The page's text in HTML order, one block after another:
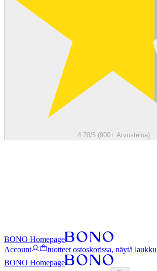
4.70/5 (900+ Arvostelua)
BONO Homepage
Account
tuotteet ostoskorissa, näytä laukku
BONO Homepage